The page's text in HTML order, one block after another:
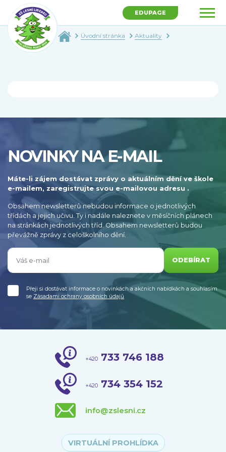
EDUPAGE
Úvodní stránka Aktuality
NOVINKY NA E-MAIL
Máte-li zájem dostávat zprávy o aktuálním dění ve škole
e-mailem, zaregistrujte svou e-mailovou adresu .
Obsahem newsletterů nebudou informace o jednotlivých
třídách a jejich učivu. Ty i nadále naleznete v měsíčních plánech
na stránkách jednotlivých tříd. Obsahem newsletterů budou
převážně zprávy z celoškolního dění.
ODEBÍRAT
Přeji si dostávat informace o novinkách a akčních nabídkách a souhlasím
se Zásadami ochrany osobních údajů
+420 733 746 188
+420 734 354 152
info@zslesni.cz
VIRTUÁLNÍ PROHLÍDKA